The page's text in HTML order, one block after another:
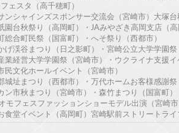
ェスタ（高千穂町）
シャインズスポンサー交流会（宮崎市）大塚台
台秋祭り（高岡町）・JAみやざき高岡支店（高
合町民祭（国富町）・へそ祭り（西都市）
渓谷まつり（日之影町）・宮崎公立大学学園祭
経営大学学園祭（宮崎市）・ウクライナ支援イ
文化ホールイベント（宮崎市）
址まつり（西都市）・万代ホームお客様感謝祭
市秋まつり（宮崎市）・森竹まつり（国富町）
フェスファッションショーモデル出演（宮崎市
堂イベント（高岡町）宮崎駅前ストリートライ